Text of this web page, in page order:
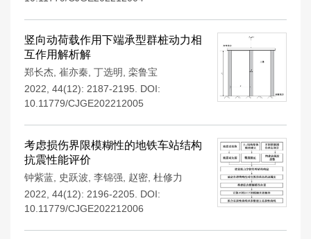
竖向动荷载作用下端承型群桩动力相
互作用解析解
郑长杰 崔亦秦 丁选明
栾鲁宝
2022, 44(12): 2187-2195.
DOI:
10.11779/CJGE202212005
考虑损伤界限模糊性的地铁车站结构
抗震性能评价
钟紫蓝 史跃波 李锦强 赵密 杜修力
2022, 44(12): 2196-2205.
DOI:
10.11779/CJGE202212006